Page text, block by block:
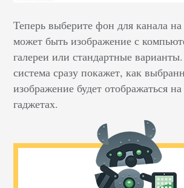
Теперь выберите фон для канала
может быть изображение с
галереи или стандартные
система сразу покажет, как
изображение будет отображаться
гаджетах.